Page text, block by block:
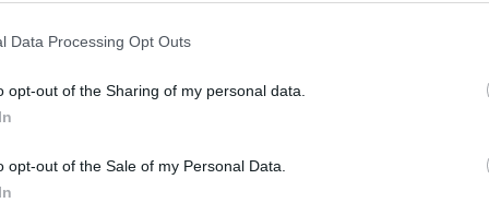
Data Processing Opt Outs
opt-out of the Sharing of my personal data.
opt-out of the Sale of my Personal Data.
επιστημονικά όρους και γνώμονα την
ως Υπουργείο Υγείας για να ακούσουμε, να
και να προσπαθούμε να φροντίσουμε όλο